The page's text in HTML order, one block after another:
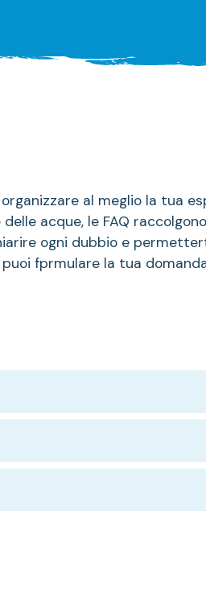
al meglio la tua
acque, le FAQ
ogni dubbio e
fprmulare la tua